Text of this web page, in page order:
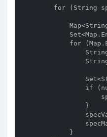
for (String
for
if
                }
            }